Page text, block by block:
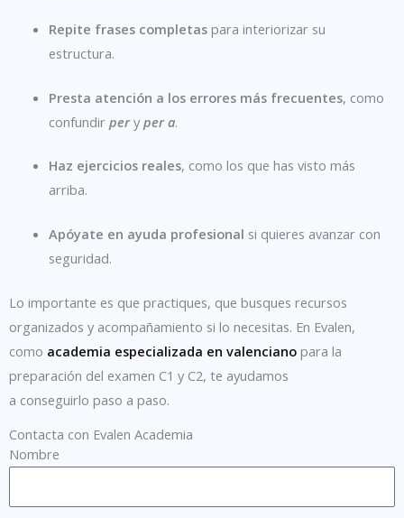
Repite frases completaspara interiorizar su
estructura.
Presta atención a los errores más frecuentes, como
confundir pery per a.
Haz ejercicios reales, como los que has visto más
arriba.
Apóyate en ayuda profesional si quieres avanzar con
seguridad.
Lo importante es que practiques, que busques recursos
organizados y acompañamiento si lo necesitas. En Evalen,
como academia especializada en valenciano para la
preparación del examen C1 y C2, te ayudamos
a conseguirlo paso a paso.
Contacta con Evalen Academia
Nombre